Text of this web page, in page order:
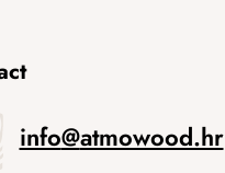
info@atmowood.hr